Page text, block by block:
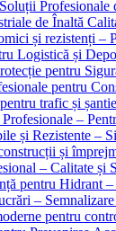
Profesionale
de Înaltă
și rezistenți –
Logistică și
pentru
pentru
trafic și
–
și Rezistente –
și
– Calitate și
pentru Hidrant
–
pentru